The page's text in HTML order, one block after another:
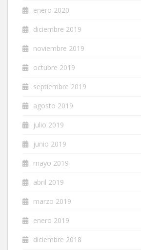
enero 2020
diciembre 2019
noviembre 2019
octubre 2019
septiembre 2019
agosto 2019
julio 2019
junio 2019
mayo 2019
abril 2019
marzo 2019
enero 2019
diciembre 2018